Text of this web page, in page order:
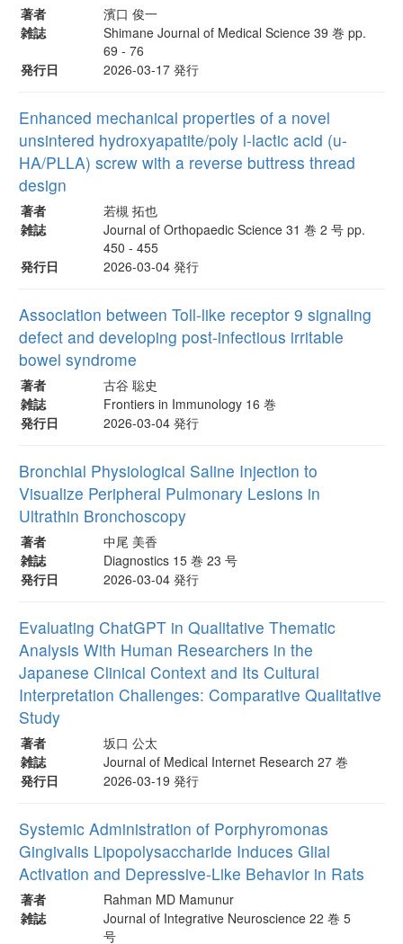
著者
濱口 俊一
雑誌
Shimane Journal of Medical Science 39 巻 pp.
69 - 76
発行日
2026-03-17 発行
Enhanced mechanical properties of a novel
unsintered hydroxyapatite/poly l-lactic acid (u-
HA/PLLA) screw with a reverse buttress thread
design
著者
若槻 拓也
雑誌
Journal of Orthopaedic Science 31 巻 2 号 pp.
450 - 455
発行日
2026-03-04 発行
Association between Toll-like receptor 9 signaling
defect and developing post-infectious irritable
bowel syndrome
著者
古谷 聡史
雑誌
Frontiers in Immunology 16 巻
発行日
2026-03-04 発行
Bronchial Physiological Saline Injection to
Visualize Peripheral Pulmonary Lesions in
Ultrathin Bronchoscopy
著者
中尾 美香
雑誌
Diagnostics 15 巻 23 号
発行日
2026-03-04 発行
Evaluating ChatGPT in Qualitative Thematic
Analysis With Human Researchers in the
Japanese Clinical Context and Its Cultural
Interpretation Challenges: Comparative Qualitative
Study
著者
坂口 公太
雑誌
Journal of Medical Internet Research 27 巻
発行日
2026-03-19 発行
Systemic Administration of Porphyromonas
Gingivalis Lipopolysaccharide Induces Glial
Activation and Depressive-Like Behavior in Rats
著者
Rahman MD Mamunur
雑誌
Journal of Integrative Neuroscience 22 巻 5
号